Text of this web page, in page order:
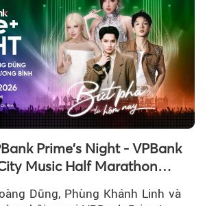
Prime's Night - VPBank
Music Half Marathon
Dũng, Phùng Khánh Linh và